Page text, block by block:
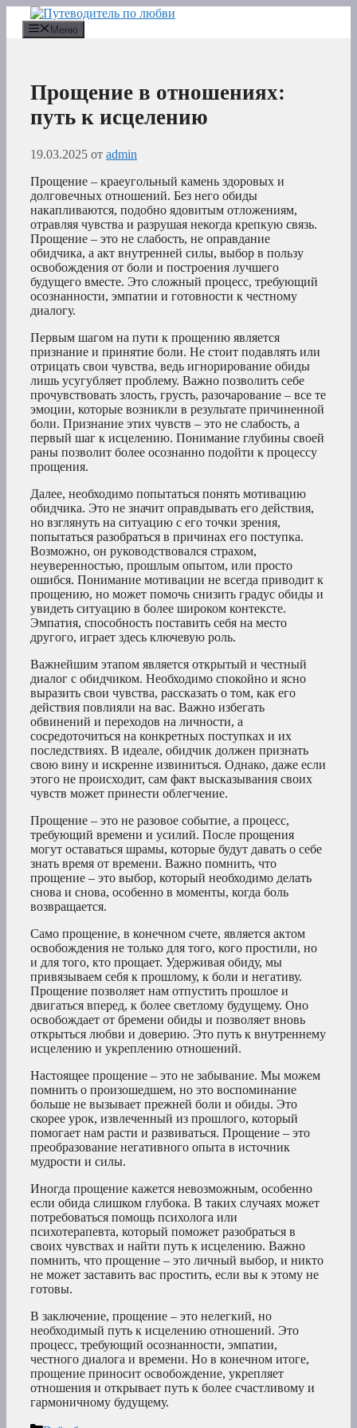
Перейти
содержимому
Меню
Прощение в отношениях:
путь к исцелению
19.03.2025 от admin
Прощение – краеугольный камень здоровых и
долговечных отношений. Без него обиды
накапливаются, подобно ядовитым отложениям,
отравляя чувства и разрушая некогда крепкую связь.
Прощение – это не слабость, не оправдание
обидчика, а акт внутренней силы, выбор в пользу
освобождения от боли и построения лучшего
будущего вместе. Это сложный процесс, требующий
осознанности, эмпатии и готовности к честному
диалогу.
Первым шагом на пути к прощению является
признание и принятие боли. Не стоит подавлять или
отрицать свои чувства, ведь игнорирование обиды
лишь усугубляет проблему. Важно позволить себе
прочувствовать злость, грусть, разочарование – все те
эмоции, которые возникли в результате причиненной
боли. Признание этих чувств – это не слабость, а
первый шаг к исцелению. Понимание глубины своей
раны позволит более осознанно подойти к процессу
прощения.
Далее, необходимо попытаться понять мотивацию
обидчика. Это не значит оправдывать его действия,
но взглянуть на ситуацию с его точки зрения,
попытаться разобраться в причинах его поступка.
Возможно, он руководствовался страхом,
неуверенностью, прошлым опытом, или просто
ошибся. Понимание мотивации не всегда приводит к
прощению, но может помочь снизить градус обиды и
увидеть ситуацию в более широком контексте.
Эмпатия, способность поставить себя на место
другого, играет здесь ключевую роль.
Важнейшим этапом является открытый и честный
диалог с обидчиком. Необходимо спокойно и ясно
выразить свои чувства, рассказать о том, как его
действия повлияли на вас. Важно избегать
обвинений и переходов на личности, а
сосредоточиться на конкретных поступках и их
последствиях. В идеале, обидчик должен признать
свою вину и искренне извиниться. Однако, даже если
этого не происходит, сам факт высказывания своих
чувств может принести облегчение.
Прощение – это не разовое событие, а процесс,
требующий времени и усилий. После прощения
могут оставаться шрамы, которые будут давать о себе
знать время от времени. Важно помнить, что
прощение – это выбор, который необходимо делать
снова и снова, особенно в моменты, когда боль
возвращается.
Само прощение, в конечном счете, является актом
освобождения не только для того, кого простили, но
и для того, кто прощает. Удерживая обиду, мы
привязываем себя к прошлому, к боли и негативу.
Прощение позволяет нам отпустить прошлое и
двигаться вперед, к более светлому будущему. Оно
освобождает от бремени обиды и позволяет вновь
открыться любви и доверию. Это путь к внутреннему
исцелению и укреплению отношений.
Настоящее прощение – это не забывание. Мы можем
помнить о произошедшем, но это воспоминание
больше не вызывает прежней боли и обиды. Это
скорее урок, извлеченный из прошлого, который
помогает нам расти и развиваться. Прощение – это
преобразование негативного опыта в источник
мудрости и силы.
Иногда прощение кажется невозможным, особенно
если обида слишком глубока. В таких случаях может
потребоваться помощь психолога или
психотерапевта, который поможет разобраться в
своих чувствах и найти путь к исцелению. Важно
помнить, что прощение – это личный выбор, и никто
не может заставить вас простить, если вы к этому не
готовы.
В заключение, прощение – это нелегкий, но
необходимый путь к исцелению отношений. Это
процесс, требующий осознанности, эмпатии,
честного диалога и времени. Но в конечном итоге,
прощение приносит освобождение, укрепляет
отношения и открывает путь к более счастливому и
гармоничному будущему.